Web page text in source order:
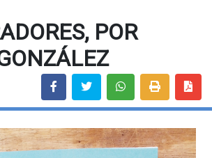
POR